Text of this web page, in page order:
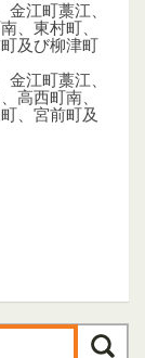
江町藁江、
、東村町、
及び柳津町
江町藁江、
高西町南、
、宮前町及